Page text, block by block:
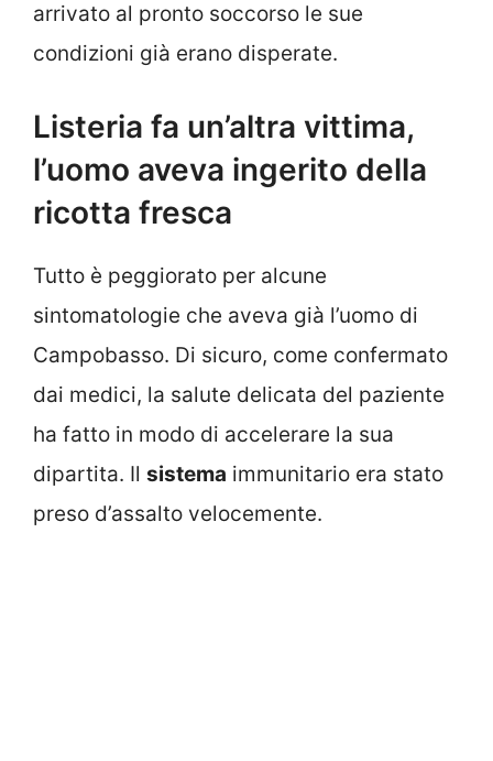
arrivato al pronto soccorso le sue
condizioni già erano disperate.
Listeria fa un’altra vittima,
l’uomo aveva ingerito della
ricotta fresca
Tutto è peggiorato per alcune
sintomatologie che aveva già l’uomo di
Campobasso. Di sicuro, come confermato
dai medici, la salute delicata del paziente
ha fatto in modo di accelerare la sua
dipartita. Il sistema immunitario era stato
preso d’assalto velocemente.